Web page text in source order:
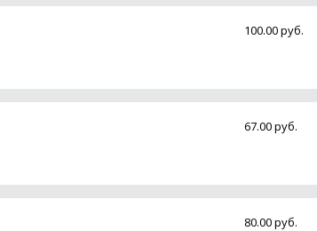
100.00 руб.
67.00 руб.
80.00 руб.